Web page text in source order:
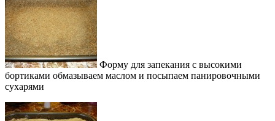
Форму для запекания с высокими
бортиками обмазываем маслом и посыпаем панировочными
сухарями